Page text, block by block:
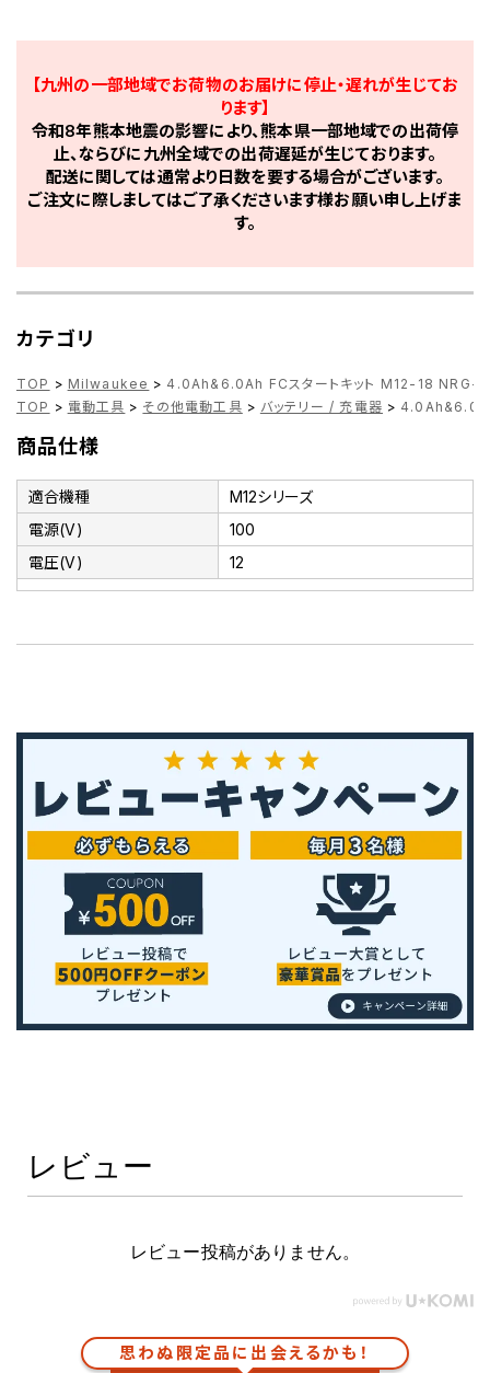
【九州の一部地域でお荷物のお届けに停止・遅れが生じてお
ります】
令和8年熊本地震の影響により、熊本県一部地域での出荷停
止、ならびに九州全域での出荷遅延が生じております。
配送に関しては通常より日数を要する場合がございます。
ご注文に際しましてはご了承くださいます様お願い申し上げま
す。
カテゴリ
TOP > Milwaukee > 4.0Ah&6.0Ah FCスタートキット M12-18
TOP > 電動工具 > その他電動工具 > バッテリー / 充電器 >
商品仕様
適合機種
M12シリーズ
電源(V)
100
電圧(V)
12
レビュー
レビュー投稿がありません。
思わぬ限定品に出会えるかも！